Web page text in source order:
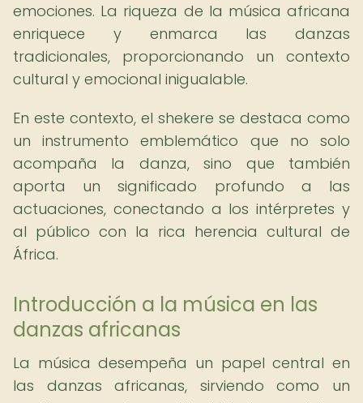
emociones. La riqueza de la música africana
enriquece y enmarca las danzas
tradicionales, proporcionando un contexto
cultural y emocional inigualable.
En este contexto, el shekere se destaca como
un instrumento emblemático que no solo
acompaña la danza, sino que también
aporta un significado profundo a las
actuaciones, conectando a los intérpretes y
al público con la rica herencia cultural de
África.
Introducción a la música en las
danzas africanas
La música desempeña un papel central en
las danzas africanas, sirviendo como un